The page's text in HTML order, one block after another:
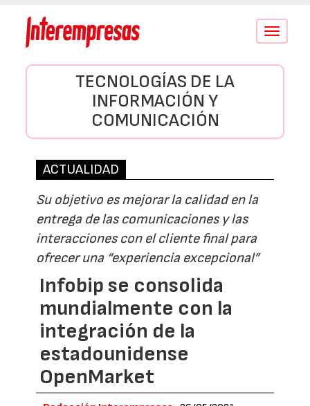
Conmutar
TECNOLOGÍAS DE LA
INFORMACIÓN Y
COMUNICACIÓN
ACTUALIDAD
Su objetivo es mejorar la calidad en la
entrega de las comunicaciones y las
interacciones con el cliente final para
ofrecer una “experiencia excepcional”
Infobip se consolida
mundialmente con la
integración de la
estadounidense
OpenMarket